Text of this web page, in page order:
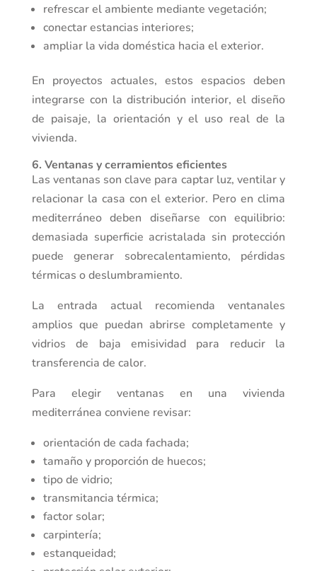
refrescar el ambiente mediante vegetación;
conectar estancias interiores;
ampliar la vida doméstica hacia el exterior.
En proyectos actuales, estos espacios deben
integrarse con la distribución interior, el diseño
de paisaje, la orientación y el uso real de la
vivienda.
6. Ventanas y cerramientos eficientes
Las ventanas son clave para captar luz, ventilar y
relacionar la casa con el exterior. Pero en clima
mediterráneo deben diseñarse con equilibrio:
demasiada superficie acristalada sin protección
puede generar sobrecalentamiento, pérdidas
térmicas o deslumbramiento.
La entrada actual recomienda ventanales
amplios que puedan abrirse completamente y
vidrios de baja emisividad para reducir la
transferencia de calor.
Para elegir ventanas en una vivienda
mediterránea conviene revisar:
orientación de cada fachada;
tamaño y proporción de huecos;
tipo de vidrio;
transmitancia térmica;
factor solar;
carpintería;
estanqueidad;